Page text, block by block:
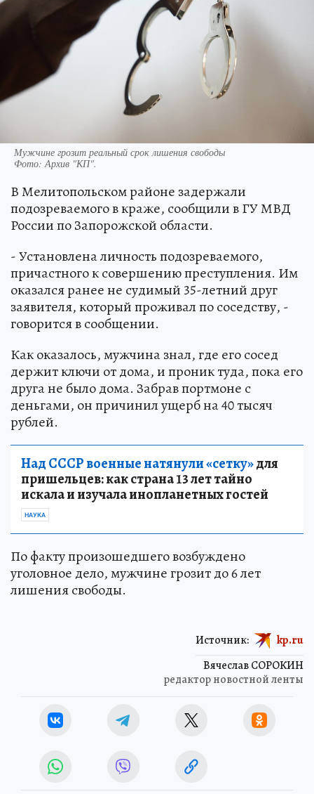
Мужчине грозит реальный срок лишения свободы
Фото:Архив "КП".
В Мелитопольском районе задержали
подозреваемого в краже, сообщили в ГУ МВД
России по Запорожской области.
- Установлена личность подозреваемого,
причастного к совершению преступления. Им
оказался ранее не судимый 35-летний друг
заявителя, который проживал по соседству, -
говорится в сообщении.
Как оказалось, мужчина знал, где его сосед
держит ключи от дома, и проник туда, пока его
друга не было дома. Забрав портмоне с
деньгами, он причинил ущерб на 40 тысяч
рублей.
Над СССР военные натянули «сетку»для
пришельцев: как страна 13 лет тайно
искала и изучала инопланетных гостей
НАУКА
По факту произошедшего возбуждено
уголовное дело, мужчине грозит до 6 лет
лишения свободы.
Вячеслав СОРОКИН
редактор новостной ленты
Источник: kp.ru